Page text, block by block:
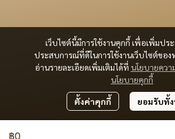
เว็บไซต์นี้มีการใช้งานคุกกี้ เพื่อเพิ่มปร
ประสบการณ์ที่ดีในการใช้งานเว็บไซต์ขอ
อ่านรายละเอียดเพิ่มเติมได้ที่ นโยบายควา
นโยบายคุกกี้
ตั้งค่าคุกกี้ ยอมรับทั้